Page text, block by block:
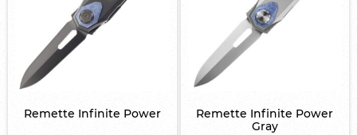
Remette Infinite Power
Remette Infinite Power
Gray